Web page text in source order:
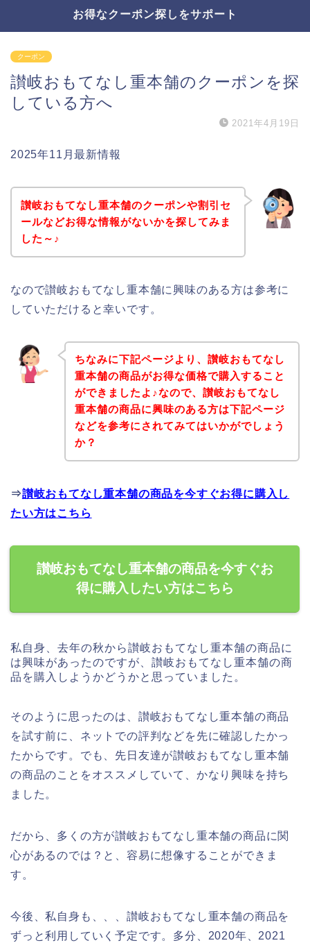
お得なクーポン探しをサポート
クーポン
讃岐おもてなし重本舗のクーポンを探
している方へ
2021年4月19日
2025年11月最新情報
讃岐おもてなし重本舗のクーポンや割引セ
ールなどお得な情報がないかを探してみま
した～♪
なので讃岐おもてなし重本舗に興味のある方は参考に
していただけると幸いです。
ちなみに下記ページより、讃岐おもてなし
重本舗の商品がお得な価格で購入すること
ができましたよ♪なので、讃岐おもてなし
重本舗の商品に興味のある方は下記ページ
などを参考にされてみてはいかがでしょう
か？
⇒讃岐おもてなし重本舗の商品を今すぐお得に購入し
たい方はこちら
讃岐おもてなし重本舗の商品を今すぐお
得に購入したい方はこちら
私自身、去年の秋から讃岐おもてなし重本舗の商品に
は興味があったのですが、讃岐おもてなし重本舗の商
品を購入しようかどうかと思っていました。
そのように思ったのは、讃岐おもてなし重本舗の商品
を試す前に、ネットでの評判などを先に確認したかっ
たからです。でも、先日友達が讃岐おもてなし重本舗
の商品のことをオススメしていて、かなり興味を持ち
ました。
だから、多くの方が讃岐おもてなし重本舗の商品に関
心があるのでは？と、容易に想像することができま
す。
今後、私自身も、、、讃岐おもてなし重本舗の商品を
ずっと利用していく予定です。多分、2020年、2021